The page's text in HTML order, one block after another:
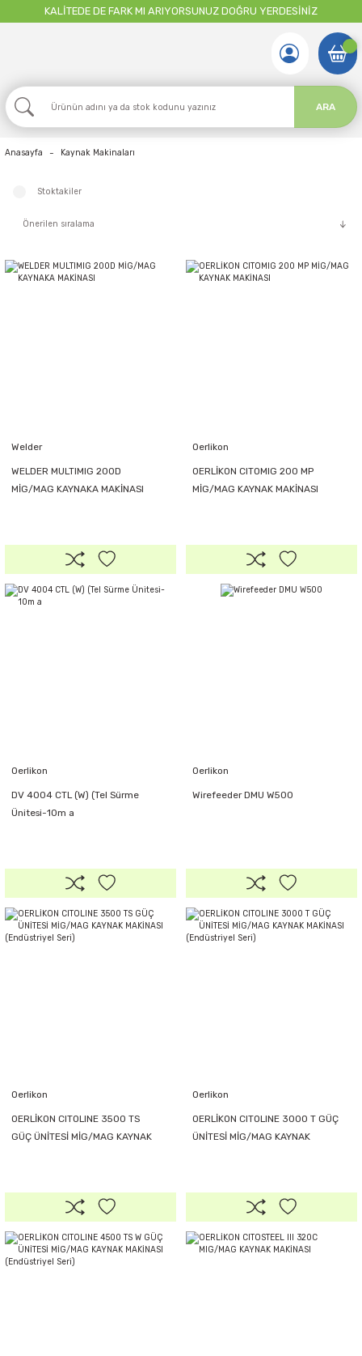
KALİTEDE DE FARK MI ARIYORSUNUZ DOĞRU YERDESİNİZ
ARA
Anasayfa Kaynak Makinaları
Stoktakiler
Welder
WELDER MULTIMIG 200D
MİG/MAG KAYNAKA MAKİNASI
Oerlikon
OERLİKON CITOMIG 200 MP
MİG/MAG KAYNAK MAKİNASI
Oerlikon
DV 4004 CTL (W) (Tel Sürme
Ünitesi-10m a
Oerlikon
Wirefeeder DMU W500
Oerlikon
OERLİKON CITOLINE 3500 TS
GÜÇ ÜNİTESİ MİG/MAG KAYNAK
Oerlikon
OERLİKON CITOLINE 3000 T GÜÇ
ÜNİTESİ MİG/MAG KAYNAK